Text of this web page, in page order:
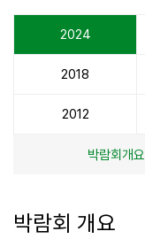
2024
2018
2012
박람회개요
박람회 개요